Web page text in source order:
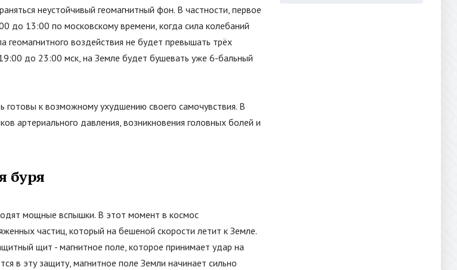
неустойчивый геомагнитный фон. В частности, первое
до 13:00 по московскому времени, когда сила колебаний
геомагнитного воздействия не будет превышать трёх
до 23:00 мск, на Земле будет бушевать уже 6-бальный
к возможному ухудшению своего самочувствия. В
артериального давления, возникновения головных болей и
буря
мощные вспышки. В этот момент в космос
частиц, который на бешеной скорости летит к Земле.
щит - магнитное поле, которое принимает удар на
в эту защиту, магнитное поле Земли начинает сильно